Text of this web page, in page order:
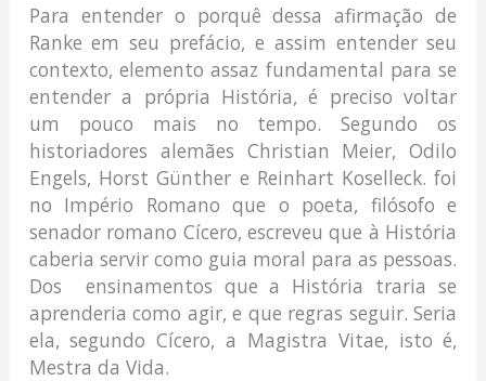
Para entender o porquê dessa afirmação de
Ranke em seu prefácio, e assim entender seu
contexto, elemento assaz fundamental para se
entender a própria História, é preciso voltar
um pouco mais no tempo. Segundo os
historiadores alemães Christian Meier, Odilo
Engels, Horst Günther e Reinhart Koselleck. foi
no Império Romano que o poeta, filósofo e
senador romano Cícero, escreveu que à História
caberia servir como guia moral para as pessoas.
Dos ensinamentos que a História traria se
aprenderia como agir, e que regras seguir. Seria
ela, segundo Cícero, a Magistra Vitae, isto é,
Mestra da Vida.